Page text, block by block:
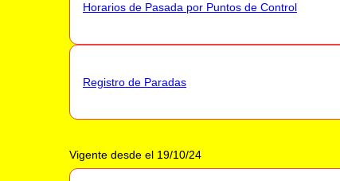
Horarios de Pasada por Puntos de Control
Registro de Paradas
Vigente desde el 19/10/24